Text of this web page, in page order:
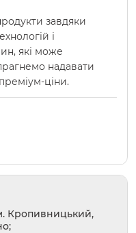
завдяки
і
які може
надавати
ціни.
Кропивницький,